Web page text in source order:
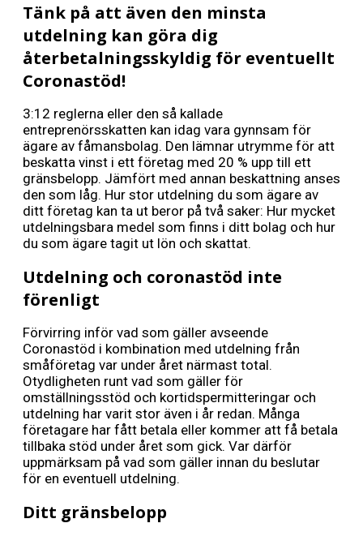
Tänk på att även den minsta
utdelning kan göra dig
återbetalningsskyldig för eventuellt
Coronastöd!
3:12 reglerna eller den så kallade
entreprenörsskatten kan idag vara gynnsam för
ägare av fåmansbolag. Den lämnar utrymme för att
beskatta vinst i ett företag med 20 % upp till ett
gränsbelopp. Jämfört med annan beskattning anses
den som låg. Hur stor utdelning du som ägare av
ditt företag kan ta ut beror på två saker: Hur mycket
utdelningsbara medel som finns i ditt bolag och hur
du som ägare tagit ut lön och skattat.
Utdelning och coronastöd inte
förenligt
Förvirring inför vad som gäller avseende
Coronastöd i kombination med utdelning från
småföretag var under året närmast total.
Otydligheten runt vad som gäller för
omställningsstöd och kortidspermitteringar och
utdelning har varit stor även i år redan. Många
företagare har fått betala eller kommer att få betala
tillbaka stöd under året som gick. Var därför
uppmärksam på vad som gäller innan du beslutar
för en eventuell utdelning.
Ditt gränsbelopp